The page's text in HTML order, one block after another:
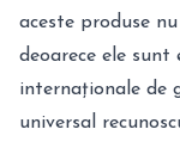
aceste produse
deoarece ele sunt
internaționale de
universal